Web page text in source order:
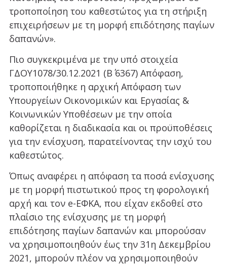
τροποποίηση του καθεστώτος για τη στήριξη
επιχειρήσεων με τη μορφή επιδότησης παγίων
δαπανών».
Πιο συγκεκριμένα με την υπό στοιχεία
ΓΔΟΥ1078/30.12.2021 (Β΄ 6367) Απόφαση,
τροποποιήθηκε η αρχική Απόφαση των
Υπουργείων Οικονομικών και Εργασίας &
Κοινωνικών Υποθέσεων με την οποία
καθορίζεται η διαδικασία και οι προϋποθέσεις
για την ενίσχυση, παρατείνοντας την ισχύ του
καθεστώτος.
Όπως αναφέρει η απόφαση τα ποσά ενίσχυσης
με τη μορφή πιστωτικού προς τη φορολογική
αρχή και τον e-ΕΦΚΑ, που είχαν εκδοθεί στο
πλαίσιο της ενίσχυσης με τη μορφή
επιδότησης παγίων δαπανών και μπορούσαν
να χρησιμοποιηθούν έως την 31η Δεκεμβρίου
2021, μπορούν πλέον να χρησιμοποιηθούν